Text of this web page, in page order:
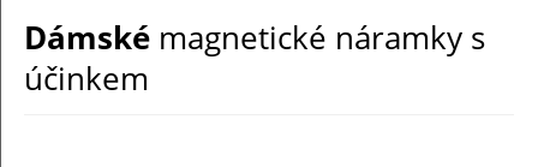
Dámské magnetické náramky s
účinkem